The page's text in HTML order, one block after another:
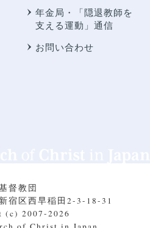
年金局・
「隠退教師を
支える運動」通信
お問い合わせ
督教団
宿区西早稲田2-3-18-31
(c) 2007-2026